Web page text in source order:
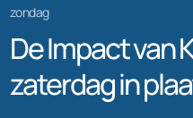
zondag
De Impact van
zaterdag in